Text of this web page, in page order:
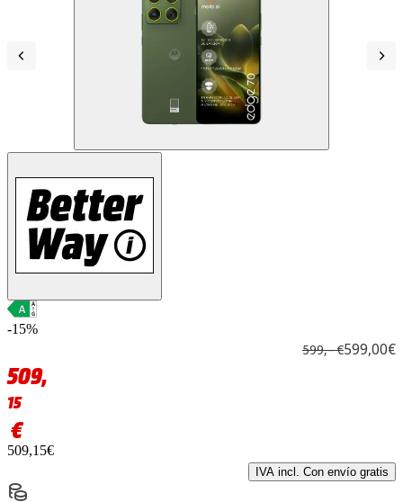
-15%
599,– €599,00€
509,
15
€
509,15€
IVA incl. Con envío gratis